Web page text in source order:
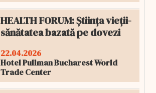
HEALTH FORUM: Știința vieții-
sănătatea bazată pe dovezi
22.04.2026
Hotel Pullman Bucharest World
Trade Center